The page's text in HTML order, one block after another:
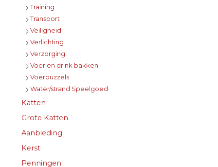
Training
Transport
Veiligheid
Verlichting
Verzorging
Voer en drink bakken
Voerpuzzels
Water/strand Speelgoed
Katten
Grote Katten
Aanbieding
Kerst
Penningen